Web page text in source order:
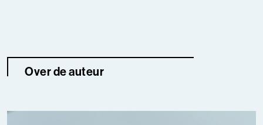
Over de auteur